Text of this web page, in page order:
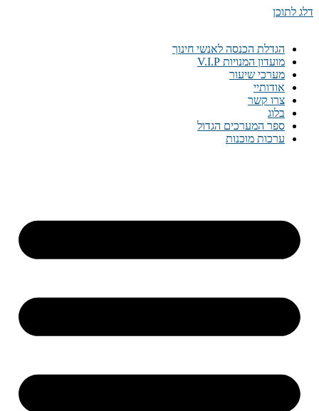
דלג לתוכן
הגדלת הכנסה לאנשי חינוך
מועדון המנויות V.I.P
מערכי שיעור
אודותיי
צרו קשר
בלוג
ספר המערכים הגדול
ערכות מוכנות